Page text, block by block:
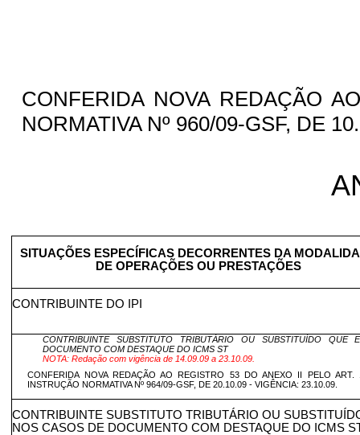
CONFERIDA NOVA REDAÇÃO
NORMATIVA Nº 960/09-GSF, DE
SITUAÇÕES ESPECÍFICAS DECORRENTES DA
DE OPERAÇÕES OU PRESTAÇÕES
CONTRIBUINTE DO IPI
CONTRIBUINTE SUBSTITUTO TRIBUTÁRIO OU SUBSTITUÍDO QUE
DOCUMENTO COM DESTAQUE DO ICMS ST
NOTA: Redação com vigência de 14.09.09 a 23.10.09.
CONFERIDA NOVA REDAÇÃO AO REGISTRO 53 DO ANEXO II PELO ART.
INSTRUÇÃO NORMATIVA Nº 964/09-GSF, DE 20.10.09 - VIGÊNCIA: 23.10.09.
CONTRIBUINTE SUBSTITUTO TRIBUTÁRIO OU
NOS CASOS DE DOCUMENTO COM DESTAQUE DO ICMS